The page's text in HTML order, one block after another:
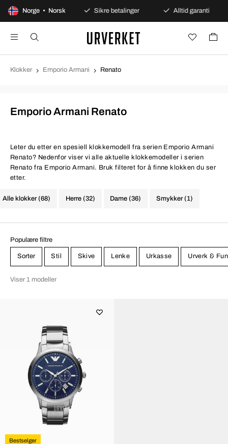
Norge • Norsk
dagers åpent kjøp Sikre betalinger Alltid garanti
Klokker Emporio Armani Renato
Emporio Armani Renato
Leter du etter en spesiell klokkemodell fra serien Emporio Armani
Renato? Nedenfor viser vi alle aktuelle klokkemodeller i serien
Renato fra Emporio Armani. Bruk filteret for å finne klokken du ser
etter.
Alle klokker (68) Herre (32) Dame (36) Smykker (1)
Populære filtre
Sorter Stil Skive Lenke Urkasse Urverk &
Viser 1 modeller
Bestselger